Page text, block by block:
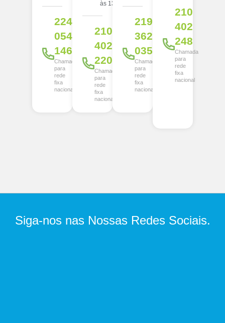
224
054
146
Chamada
para
rede
fixa
nacional
às 13h
210
402
220
Chamada
para
rede
fixa
nacional
219
362
035
Chamada
para
rede
fixa
nacional
210
402
248
Chamada
para
rede
fixa
nacional
Siga-nos nas Nossas Redes Sociais.